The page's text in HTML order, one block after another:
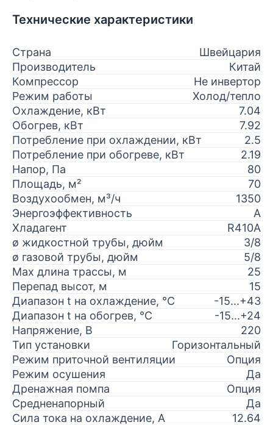
Технические характеристики
Страна
Швейцария
Производитель
Китай
Компрессор
Не инвертор
Режим работы
Холод/тепло
Охлаждение, кВт
7.04
Обогрев, кВт
7.92
Потребление при охлаждении, кВт
2.5
Потребление при обогреве, кВт
2.19
Напор, Па
80
Площадь, м²
70
Воздухообмен, м³/ч
1350
Энергоэффективность
A
Хладагент
R410A
ø жидкостной трубы, дюйм
3/8
ø газовой трубы, дюйм
5/8
Max длина трассы, м
25
Перепад высот, м
15
Диапазон t на охлаждение, °С
-15...+43
Диапазон t на обогрев, °С
-15...+24
Напряжение, В
220
Тип установки
Горизонтальный
Режим приточной вентиляции
Опция
Режим осушения
Да
Дренажная помпа
Опция
Средненапорный
Да
Сила тока на охлаждение, А
12.64